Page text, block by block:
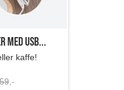
USB...
kaffe!
,-